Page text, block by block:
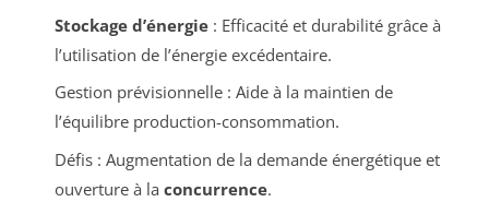
Stockage d’énergie: Efficacité et durabilité grâce à
l’utilisation de l’énergie excédentaire.
Gestion prévisionnelle : Aide à la maintien de
l’équilibre production-consommation.
Défis : Augmentation de la demande énergétique et
ouverture à la concurrence.